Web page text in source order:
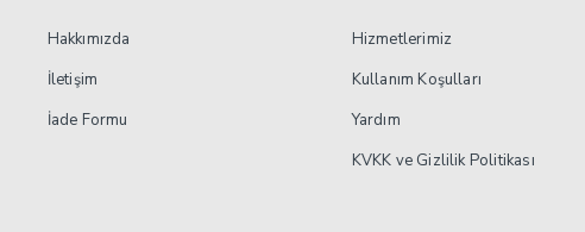
Hakkımızda
İletişim
İade Formu
Hizmetlerimiz
Kullanım Koşulları
Yardım
KVKK ve Gizlilik Politikası